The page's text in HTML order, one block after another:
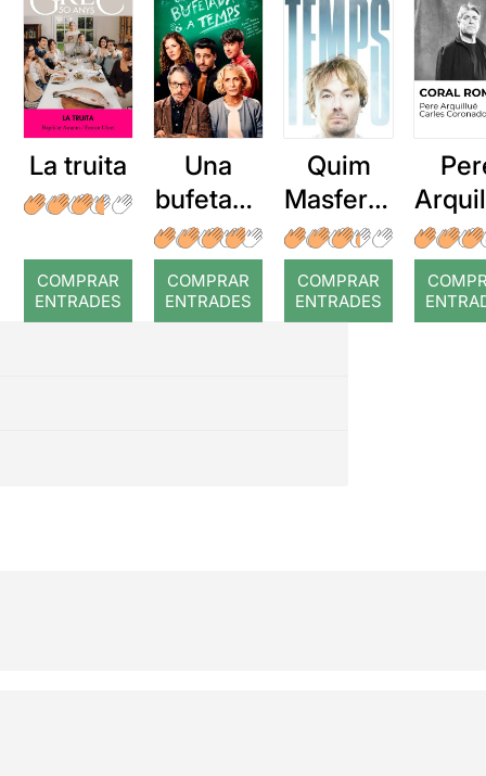
La truita
COMPRAR
ENTRADES
Una
bufetada
a temps
COMPRAR
ENTRADES
Quim
Masferre
r: Temps
COMPRAR
ENTRADES
: